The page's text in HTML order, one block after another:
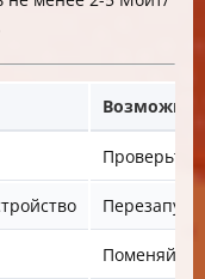
Проверьте,
Поменяйте